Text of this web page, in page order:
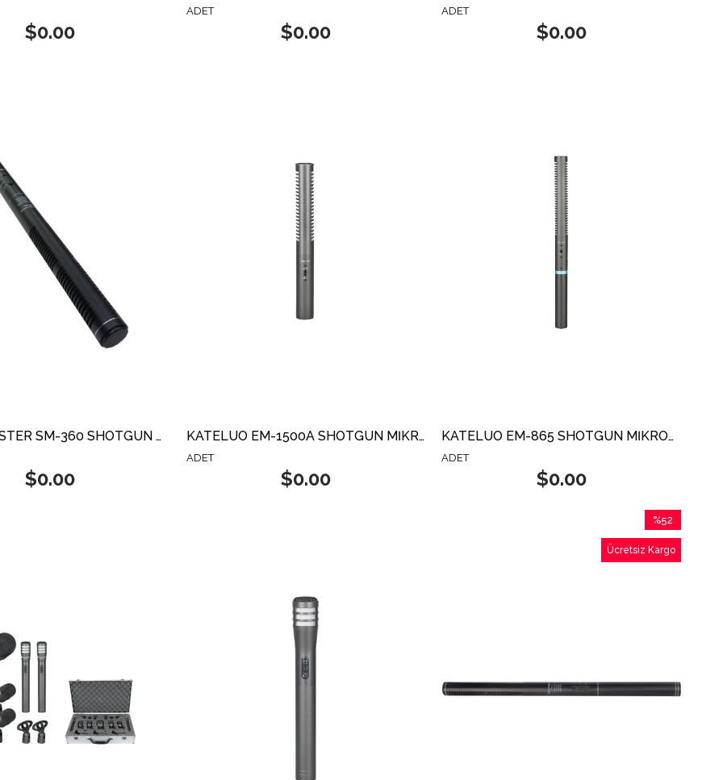
$0.00
ADET
$0.00
ADET
$0.00
KLANGMEİSTER SM-360 SHOTGUN MİKROFON
$0.00
KATELUO EM-1500A SHOTGUN MİKROFON
ADET
$0.00
KATELUO EM-865 SHOTGUN MİKROFON
ADET
$0.00
%52
İndirim
%52İndirim
Ücretsiz Kargo